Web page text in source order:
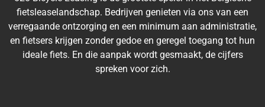
fietsleaselandschap. Bedrijven genieten via ons van een
verregaande ontzorging en een minimum aan administratie,
en fietsers krijgen zonder gedoe en geregel toegang tot hun
ideale fiets. En die aanpak wordt gesmaakt, de cijfers
spreken voor zich.